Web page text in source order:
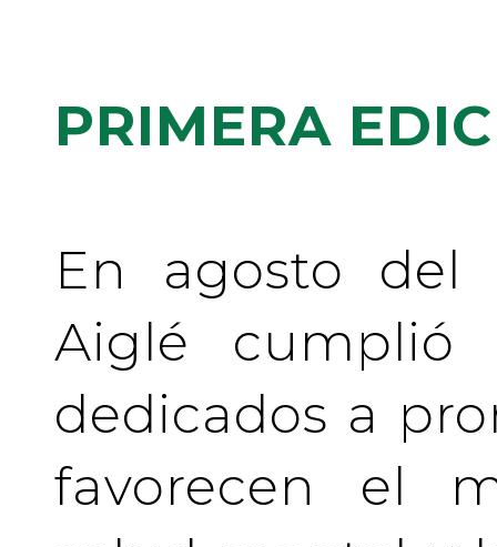
PRIMERA
En agosto del
Aiglé
dedicados a
favorecen el